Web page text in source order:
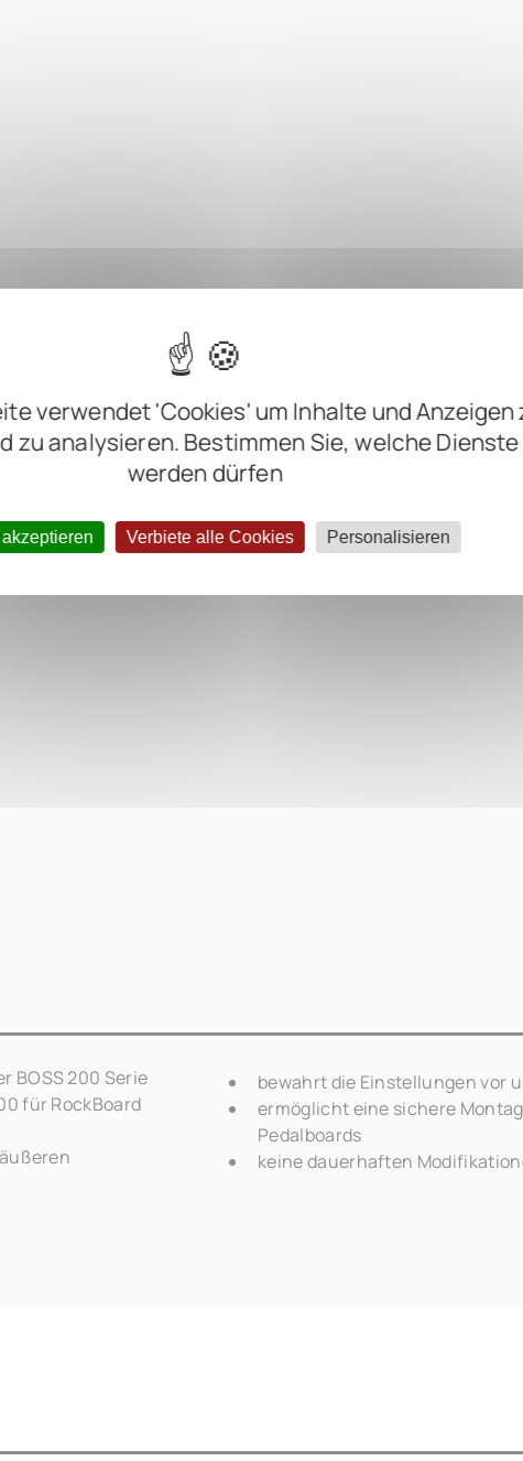
verwendet 'Cookies' um Inhalte und Anzeigen
zu analysieren. Bestimmen Sie, welche
werden dürfen
Verbiete alle Cookies Personalisieren
BOSS 200 Serie
für RockBoard
bewahrt die Einstellungen vor
ermöglicht eine sichere
Pedalboards
keine dauerhaften